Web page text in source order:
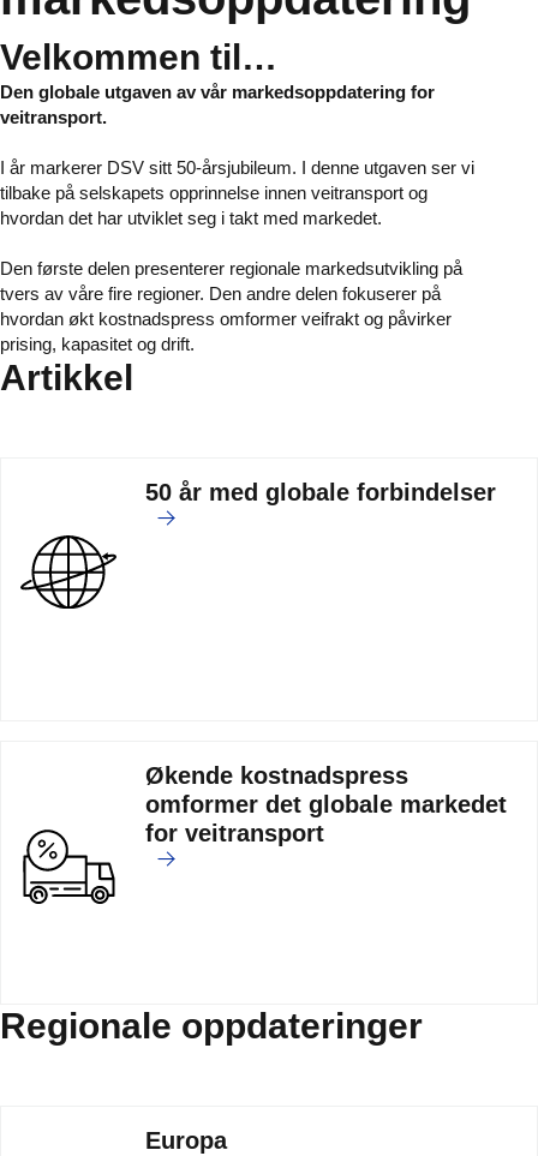
Velkommen til…
Den globale utgaven av vår markedsoppdatering for
veitransport.
I år markerer DSV sitt 50-årsjubileum. I denne utgaven ser vi
tilbake på selskapets opprinnelse innen veitransport og
hvordan det har utviklet seg i takt med markedet.
Den første delen presenterer regionale markedsutvikling på
tvers av våre fire regioner. Den andre delen fokuserer på
hvordan økt kostnadspress omformer veifrakt og påvirker
prising, kapasitet og drift.
Artikkel
50 år med globale forbindelser
Økende kostnadspress
omformer det globale markedet
for veitransport
Regionale oppdateringer
Europa